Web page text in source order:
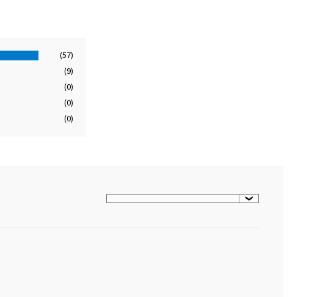
(57)
(9)
(0)
(0)
(0)